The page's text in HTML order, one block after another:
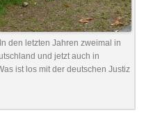
den letzten Jahren zweimal in
und jetzt auch in
ist los mit der deutschen Justiz